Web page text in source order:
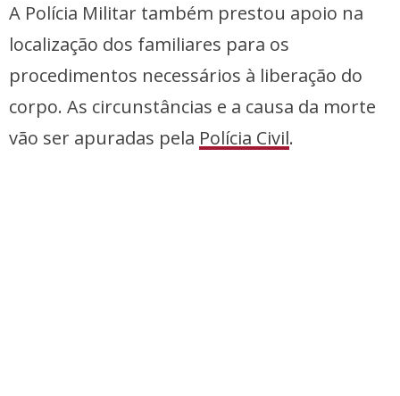
A Polícia Militar também prestou apoio na
localização dos familiares para os
procedimentos necessários à liberação do
corpo. As circunstâncias e a causa da morte
vão ser apuradas pela Polícia Civil.